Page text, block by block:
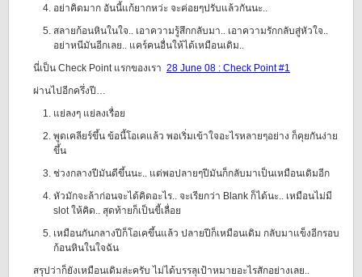
อย่าคิดมาก อันนี้แก้ยากหว่ะ จะค่อยๆปรับแล้วกันนะ..
สลายก้อนหินในใจ.. เอาความรู้สึกกลับมา.. เอาความรักกลับสู่หัวใจ..
อย่าหนีมันอีกเลย.. แคร์คนอื่นให้ได้เหมือนเดิม..
นี่เป็น Check Point แรกของเรา 28 June 08 : Check Point #1
ผ่านไปอีกครึ่งปี…
แย่ลงๆ แย่ลงเรื่อย
พูดเคลียร์ขึ้น ข้อนี้โอเคแล้ว พอเริ่มเข้าใจอะไรหลายๆอย่าง ก็คุยกันง่าย
ขึ้น
ช่วงกลางปีมันดีขึ้นนะ.. แต่พอปลายๆปีมันก็กลับมาเป็นเหมือนเดิมอีก
หัวมักจะล้าก่อนจะได้คิดอะไร.. จะเรียกว่า Blank ก็ได้นะ.. เหมือนไม่มี
slot ให้คิด.. สุดท้ายก็เป็นขี้เลื่อย
เหมือนกันกลางปีก็โอเคขึ้นแล้ว ปลายปีก็เหมือนเดิม กลับมาแข็งอีกรอบ
ก้อนหินในใจฉัน
สรุปว่าก็ยังเหมือนเดิมล่ะครับ ไม่ได้บรรลุเป้าหมายอะไรสักอย่างเลย..